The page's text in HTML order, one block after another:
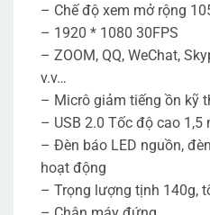
– Chế độ xem mở rộng
– 1920 * 1080 30FPS
– ZOOM, QQ, WeChat,
v.v…
– Micrô giảm tiếng ồn kỹ
– USB 2.0 Tốc độ cao 1,5
– Đèn báo LED nguồn,
hoạt động
– Trọng lượng tịnh 140g,